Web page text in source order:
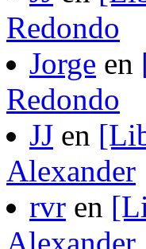
Redondo
Jorge en
Redondo
JJ en
Alexander
rvr en
Alexander